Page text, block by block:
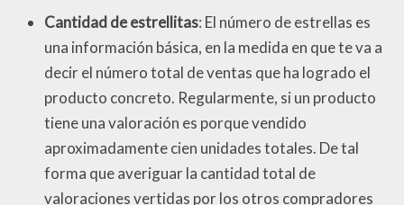
Cantidad de estrellitas: El número de estrellas es
una información básica, en la medida en que te va a
decir el número total de ventas que ha logrado el
producto concreto. Regularmente, si un producto
tiene una valoración es porque vendido
aproximadamente cien unidades totales. De tal
forma que averiguar la cantidad total de
valoraciones vertidas por los otros compradores